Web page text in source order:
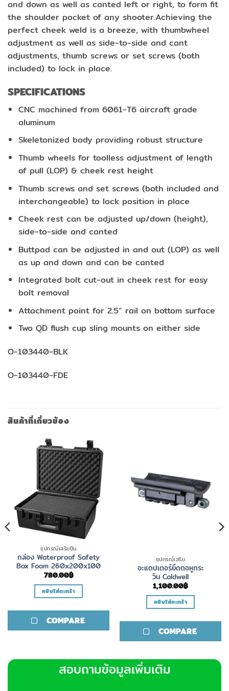
and down as well as canted left or right, to form fit
the shoulder pocket of any shooter.Achieving the
perfect cheek weld is a breeze, with thumbwheel
adjustment as well as side-to-side and cant
adjustments, thumb screws or set screws (both
included) to lock in place.
SPECIFICATIONS
CNC machined from 6061-T6 aircraft grade
aluminum
Skeletonized body providing robust structure
Thumb wheels for toolless adjustment of length
of pull (LOP) & cheek rest height
Thumb screws and set screws (both included and
interchangeable) to lock position in place
Cheek rest can be adjusted up/down (height),
side-to-side and canted
Buttpad can be adjusted in and out (LOP) as well
as up and down and can be canted
Integrated bolt cut-out in cheek rest for easy
bolt removal
Attachment point for 2.5” rail on bottom surface
Two QD flush cup sling mounts on either side
O-103440-BLK
O-103440-FDE
สินค้าที่เกี่ยวข้อง
อุปกรณ์เสริมปืน
กล่อง Waterproof Safety
Box Foam 260x200x100
780.00฿
หยิบใส่ตะกร้า
COMPARE
อุปกรณ์เสริม
อะแดปเตอร์ยึดตอหูกระ
วิน Caldwell
1,100.00฿
หยิบใส่ตะกร้า
COMPARE
สอบถามข้อมูลเพิ่มเติม